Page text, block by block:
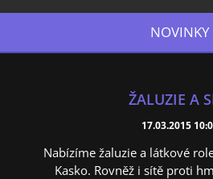
NOVINKY
ŽALUZIE A
17.03.2015
Nabízíme žaluzie a látkové
Kasko. Rovněž i sítě proti